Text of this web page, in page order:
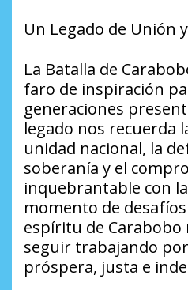
Un Legado de Unión
La Batalla de
faro de inspiración
generaciones
legado nos recuerda
unidad nacional, la
soberanía y el
inquebrantable con
momento de
espíritu de Carabobo
seguir trabajando
próspera, justa e